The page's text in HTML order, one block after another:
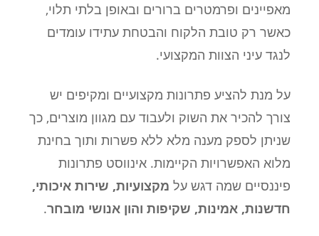
מאפיינים ופרמטרים ברורים ובאופן בלתי תלוי,
כאשר רק טובת הלקוח והבטחת עתידו עומדים
לנגד עיני הצוות המקצועי.
על מנת להציע פתרונות מקצועיים ומקיפים יש
צורך להכיר את השוק ולעבוד עם מגוון מוצרים, כך
שניתן לספק מענה מלא ללא פשרות ותוך בחינת
מלוא האפשרויות הקיימות. אינווסט פתרונות
פיננסיים שמה דגש על מקצועיות, שירות איכותי,
חדשנות, אמינות, שקיפות והון אנושי מובחר.